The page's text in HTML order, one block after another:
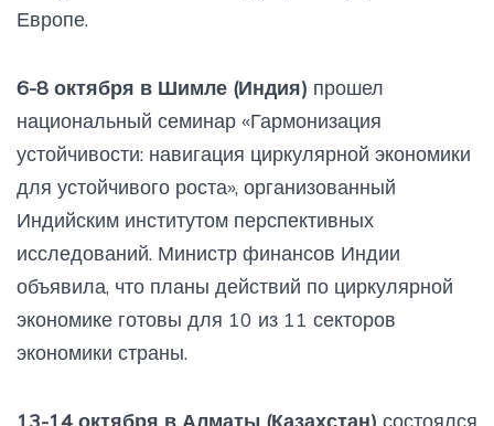
Европе.
6-8 октября в Шимле (Индия) прошел
национальный семинар «Гармонизация
устойчивости: навигация циркулярной экономики
для устойчивого роста», организованный
Индийским институтом перспективных
исследований. Министр финансов Индии
объявила, что планы действий по циркулярной
экономике готовы для 10 из 11 секторов
экономики страны.
13-14 октября в Алматы (Казахстан) состоялся